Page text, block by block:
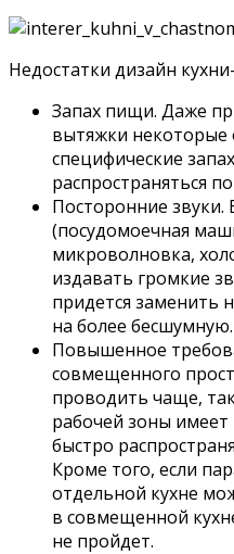
Недостатки дизайн
Запах пищи. Даже
вытяжки некоторые
специфические
распространяться
Посторонние звуки.
(посудомоечная
микроволновка,
издавать громкие
придется заменить
на более бесшумную.
Повышенное
совмещенного
проводить чаще,
рабочей зоны
быстро
Кроме того, если
отдельной кухне
в совмещенной
не пройдет.